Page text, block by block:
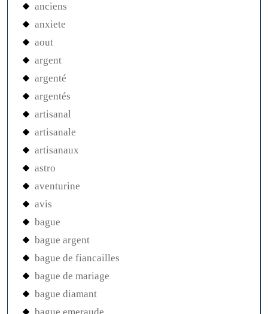
anciens
anxiete
aout
argent
argenté
argentés
artisanal
artisanale
artisanaux
astro
aventurine
avis
bague
bague argent
bague de fiancailles
bague de mariage
bague diamant